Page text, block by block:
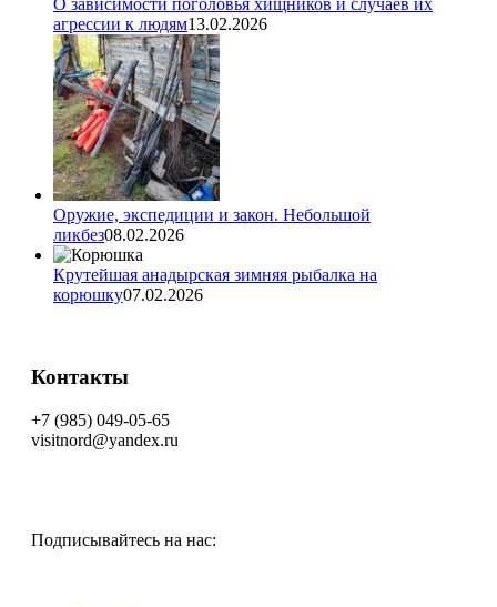
агрессии к людям13.02.2026
Оружие, экспедиции и закон. Небольшой
ликбез08.02.2026
Крутейшая анадырская зимняя рыбалка на
корюшку07.02.2026
Контакты
+7 (985) 049-05-65
visitnord@yandex.ru
Подписывайтесь на нас: